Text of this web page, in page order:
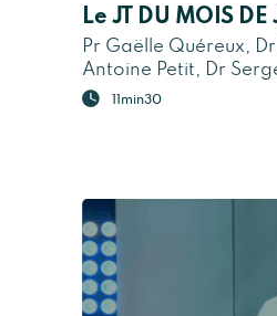
Le JT DU MOIS
Pr Gaëlle Quéreux,
Antoine Petit, Dr
11min30